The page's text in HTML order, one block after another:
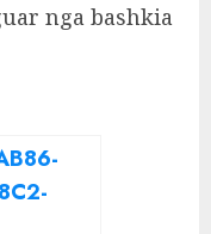
nga bashkia